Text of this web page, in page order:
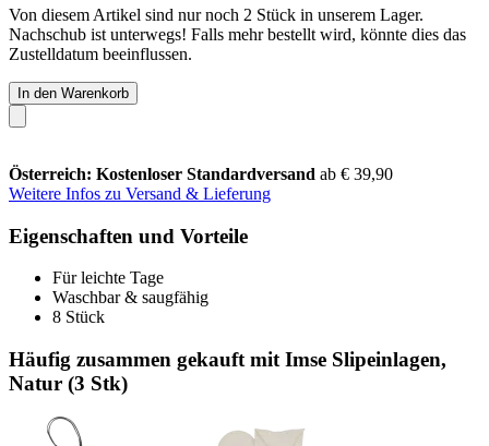
Von diesem Artikel sind nur noch 2 Stück in unserem Lager.
Nachschub ist unterwegs! Falls mehr bestellt wird, könnte dies das
Zustelldatum beeinflussen.
In den Warenkorb
Österreich: Kostenloser Standardversand ab € 39,90
Weitere Infos zu Versand & Lieferung
Eigenschaften und Vorteile
Für leichte Tage
Waschbar & saugfähig
8 Stück
Häufig zusammen gekauft mit Imse Slipeinlagen,
Natur (3 Stk)